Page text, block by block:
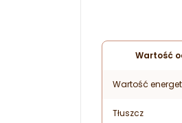
Wartość
Wartość
Tłuszcz